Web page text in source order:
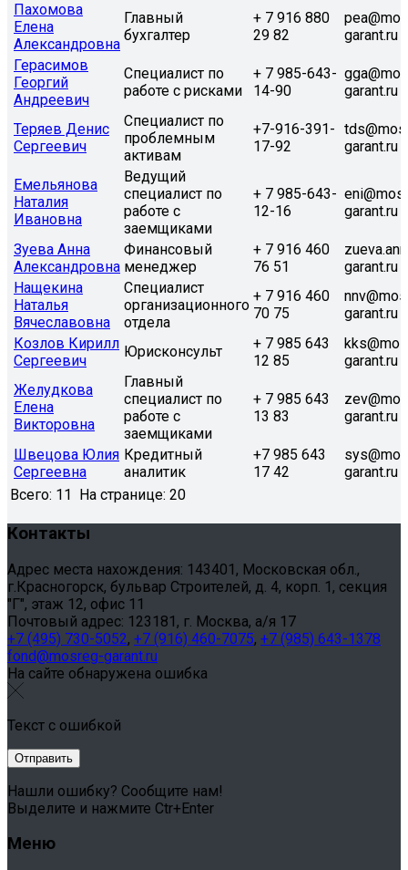
Пахомова
Елена
Александровна
Главный
бухгалтер
+ 7 916 880
29 82
garant.ru
Герасимов
Георгий
Андреевич
Специалист по
работе с рисками
+ 7 985-643-
14-90
garant.ru
Теряев Денис
Сергеевич
Специалист по
проблемным
активам
+7-916-391-
17-92
garant.ru
Емельянова
Наталия
Ивановна
Ведущий
специалист по
работе с
заемщиками
+ 7 985-643-
12-16
garant.ru
Зуева Анна
Александровна
Финансовый
менеджер
+ 7 916 460
76 51
garant.ru
Нащекина
Наталья
Вячеславовна
Специалист
организационного
отдела
+ 7 916 460
70 75
garant.ru
Козлов Кирилл
Сергеевич
Юрисконсульт
+ 7 985 643
12 85
garant.ru
Желудкова
Елена
Викторовна
Главный
специалист по
работе с
заемщиками
+ 7 985 643
13 83
garant.ru
Швецова Юлия
Сергеевна
Кредитный
аналитик
+7 985 643
17 42
garant.ru
Всего: 11 На странице: 20
Контакты
Адрес места нахождения: 143401, Московская обл.,
г.Красногорск, бульвар Строителей, д. 4, корп. 1, секция
"Г", этаж 12, офис 11
Почтовый адрес: 123181, г. Москва, а/я 17
+7 (495) 730-5052, +7 (916) 460-7075, +7 (985) 643-1378
fond@mosreg-garant.ru
На сайте обнаружена ошибка
Текст с ошибкой
Нашли ошибку? Сообщите нам!
Выделите и нажмите Ctr+Enter
Меню